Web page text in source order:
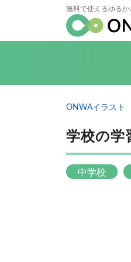
無料で使えるゆるか
ONWAイラスト
学校の学
中学校